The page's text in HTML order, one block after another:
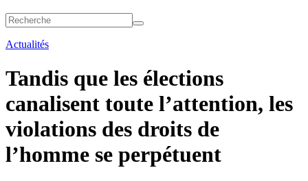
Actualités
Tandis que les élections
canalisent toute l’attention, les
violations des droits de
l’homme se perpétuent